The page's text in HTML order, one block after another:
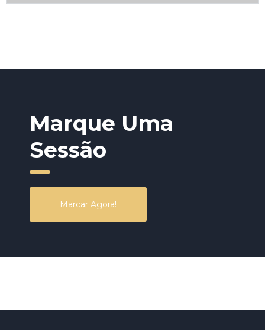
Marque Uma
Sessão
Marcar Agora!